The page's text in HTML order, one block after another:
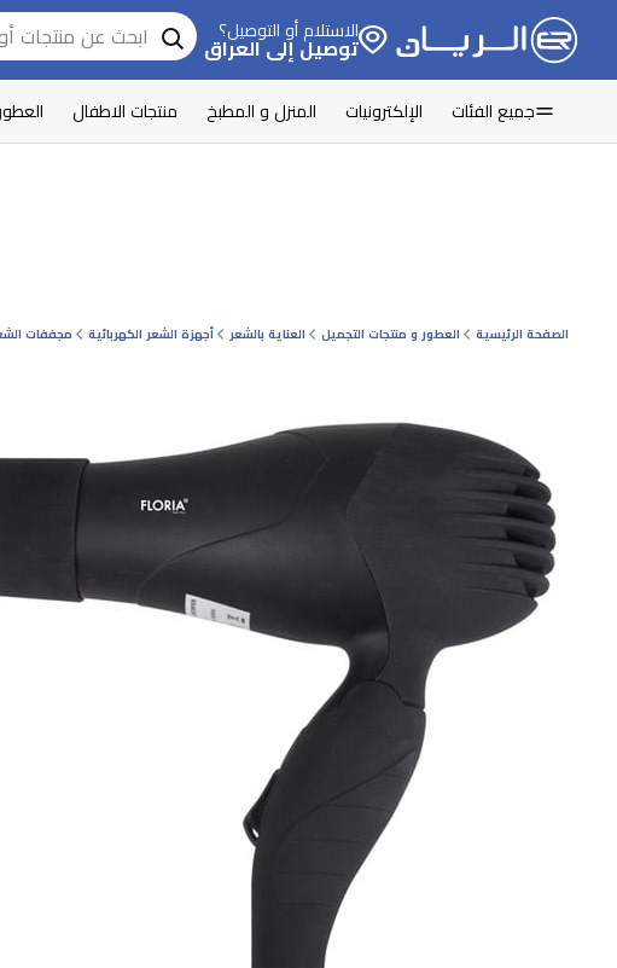
الاستلام أو التوصيل؟
توصيل إلى العراق
جميع الفئات الإلكترونيات المنزل و المطبخ منتجات الاطفال
الصفحة الرئيسية العطور و منتجات التجميل العناية بالشعر أجهزة الشعر الكهربائية مجففات